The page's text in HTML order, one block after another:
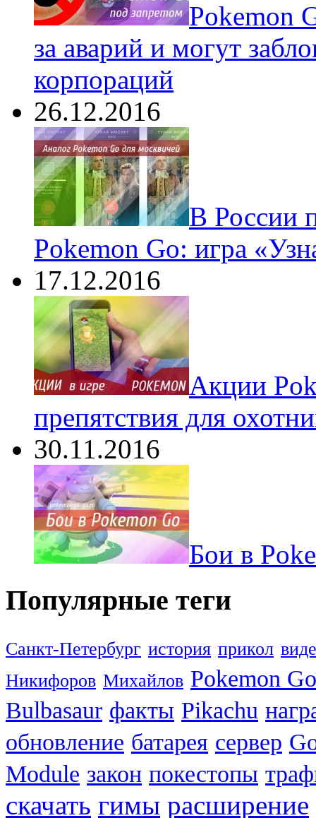
Pokеmon
за аварий и могут
корпораций
26.12.2016
В России
Pokemon Go: игра
17.12.2016
Акции
препятствия для
30.11.2016
Бои в
Популярные теги
Санкт-Петербург история прикол
Никифоров Михайлов Pokemon Go
Bulbasaur факты Pikachu
обновление батарея сервер
Module закон покестопы
скачать гимы расширение